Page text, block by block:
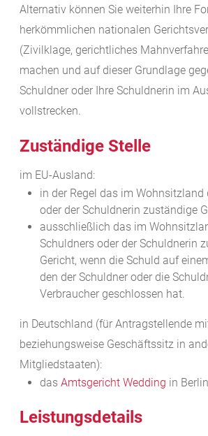
Alternativ können Sie weiterhin Ihre
herkömmlichen nationalen
(Zivilklage, gerichtliches
machen und auf dieser Grundlage
Schuldner oder Ihre Schuldnerin im
vollstrecken.
Zuständige Stelle
im EU-Ausland:
in der Regel das im Wohnsitzland
oder der Schuldnerin zuständige
ausschließlich das im
Schuldners oder der Schuldnerin
Gericht, wenn die Schuld auf
den der Schuldner oder die
Verbraucher geschlossen hat.
in Deutschland (für Antragstellende
beziehungsweise Geschäftssitz in
Mitgliedstaaten):
das Amtsgericht Wedding in
Leistungsdetails